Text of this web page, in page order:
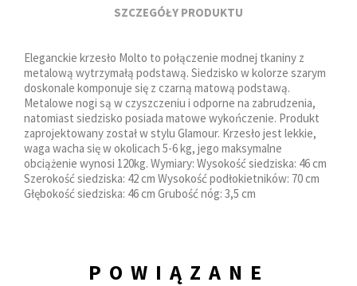
SZCZEGÓŁY PRODUKTU
Eleganckie krzesło Molto to połączenie modnej tkaniny z
metalową wytrzymałą podstawą. Siedzisko w kolorze szarym
doskonale komponuje się z czarną matową podstawą.
Metalowe nogi są w czyszczeniu i odporne na zabrudzenia,
natomiast siedzisko posiada matowe wykończenie. Produkt
zaprojektowany został w stylu Glamour. Krzesło jest lekkie,
waga wacha się w okolicach 5-6 kg, jego maksymalne
obciążenie wynosi 120kg. Wymiary: Wysokość siedziska: 46 cm
Szerokość siedziska: 42 cm Wysokość podłokietników: 70 cm
Głębokość siedziska: 46 cm Grubość nóg: 3,5 cm
POWIĄZANE